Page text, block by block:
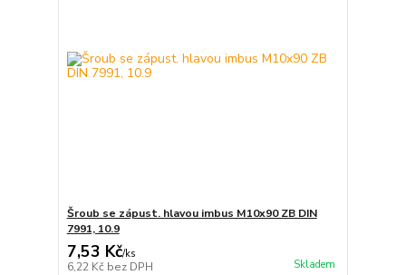
Šroub se zápust. hlavou imbus M10x90 ZB DIN
7991, 10.9
7,53 Kč/ks
6,22 Kč bez DPH Skladem